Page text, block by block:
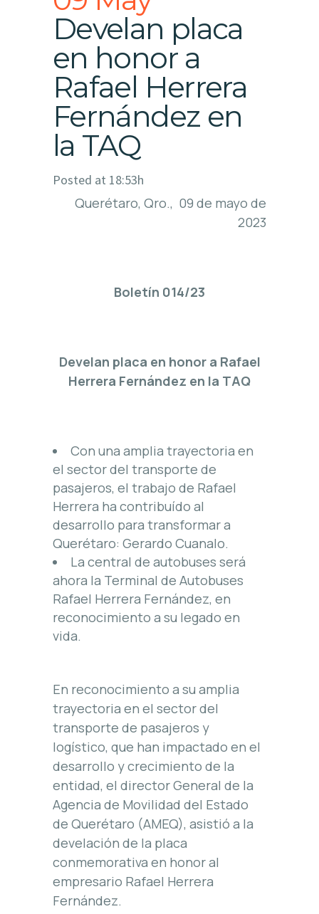
Develan placa
en honor a
Rafael Herrera
Fernández en
la TAQ
Posted at 18:53h
Querétaro, Qro., 09 de mayo de
2023
Boletín 014/23
Develan placa en honor a Rafael
Herrera Fernández en la TAQ
Con una amplia trayectoria en
el sector del transporte de
pasajeros, el trabajo de Rafael
Herrera ha contribuído al
desarrollo para transformar a
Querétaro: Gerardo Cuanalo.
La central de autobuses será
ahora la Terminal de Autobuses
Rafael Herrera Fernández, en
reconocimiento a su legado en
vida.
En reconocimiento a su amplia
trayectoria en el sector del
transporte de pasajeros y
logístico, que han impactado en el
desarrollo y crecimiento de la
entidad, el director General de la
Agencia de Movilidad del Estado
de Querétaro (AMEQ), asistió a la
develación de la placa
conmemorativa en honor al
empresario Rafael Herrera
Fernández.